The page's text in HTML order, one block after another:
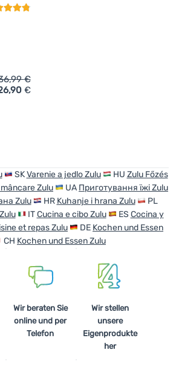
Zulu Firecamp' hinzufügen
€
€
SKVarenie a jedlo Zulu HU Zulu Főzés
Zulu UA Приготування їжі Zulu
Zulu HR Kuhanje i hrana Zulu
PL
ITCucina e cibo Zulu ES Cocina y
et repas Zulu DE Kochen und Essen
CH Kochen und Essen Zulu
Wir beraten Sie
online und per
Telefon
Wir stellen
unsere
Eigenprodukte
her